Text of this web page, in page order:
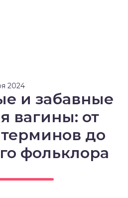
2024
и забавные
вагины: от
до
фольклора